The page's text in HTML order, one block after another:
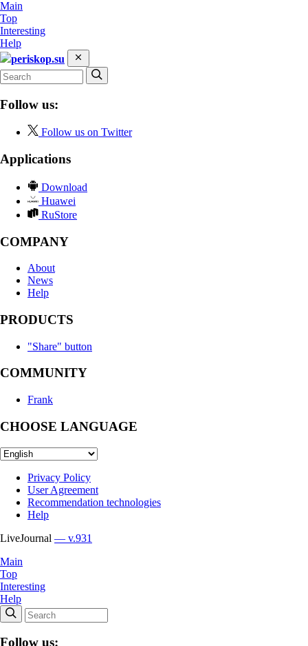
Main
Top
Interesting
Help
periskop.su
Follow us:
Follow us on Twitter
Applications
Download
Huawei
RuStore
COMPANY
About
News
Help
PRODUCTS
"Share" button
COMMUNITY
Frank
CHOOSE LANGUAGE
Privacy Policy
User Agreement
Recommendation technologies
Help
LiveJournal — v.931
Main
Top
Interesting
Help
Follow us: